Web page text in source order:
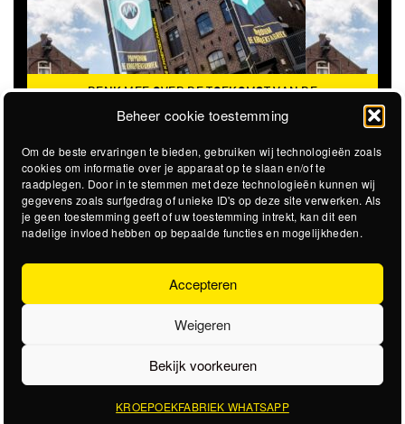
Beheer cookie toestemming
Om de beste ervaringen te bieden, gebruiken wij technologieën zoals
cookies om informatie over je apparaat op te slaan en/of te
raadplegen. Door in te stemmen met deze technologieën kunnen wij
gegevens zoals surfgedrag of unieke ID's op deze site verwerken. Als
je geen toestemming geeft of uw toestemming intrekt, kan dit een
nadelige invloed hebben op bepaalde functies en mogelijkheden.
Accepteren
Weigeren
Bekijk voorkeuren
KROEPOEKFABRIEK WHATSAPP
DENK MEE OVER DE TOEKOMST VAN DE
KROEPOEKFABRIEK